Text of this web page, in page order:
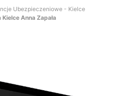
Ubezpieczeniowe - Kielce
Anna Zapała